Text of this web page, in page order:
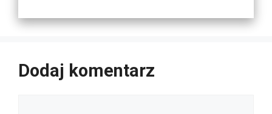
Dodaj komentarz